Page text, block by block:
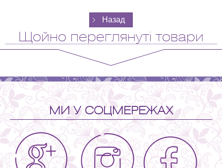
Щойно переглянуті товари
МИ У СОЦМЕРЕЖАХ